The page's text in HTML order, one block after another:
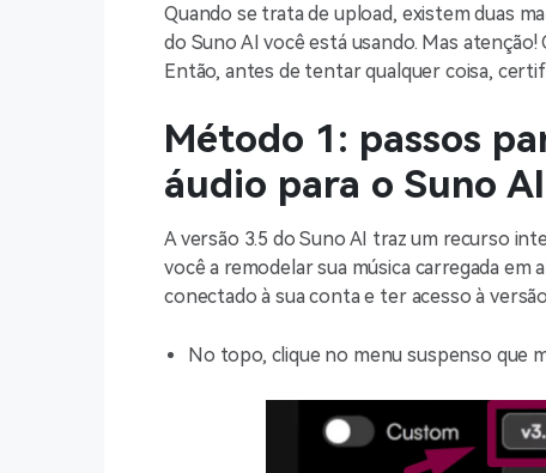
Quando se trata de upload, existem duas
do Suno AI você está usando. Mas
Então, antes de tentar qualquer coisa,
Método 1: passos
áudio para o Suno
A versão 3.5 do Suno AI traz um recurso
você a remodelar sua música carregada
conectado à sua conta e ter acesso à
No topo, clique no menu suspenso que